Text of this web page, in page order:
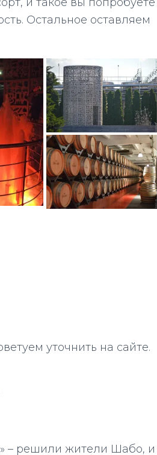
Остальное оставляем
уточнить на сайте.
– решили жители Шабо, и